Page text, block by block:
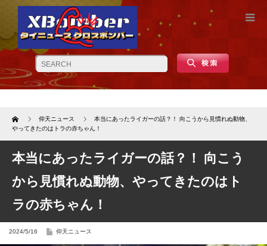
Home 仰天ニュース
本当にあったライガーの話？！ 向こうから見慣れぬ動物、
やってきたのはトラの赤ちゃん！
本当にあったライガーの話？！ 向こう
から見慣れぬ動物、やってきたのはト
ラの赤ちゃん！
2024/5/16 仰天ニュース